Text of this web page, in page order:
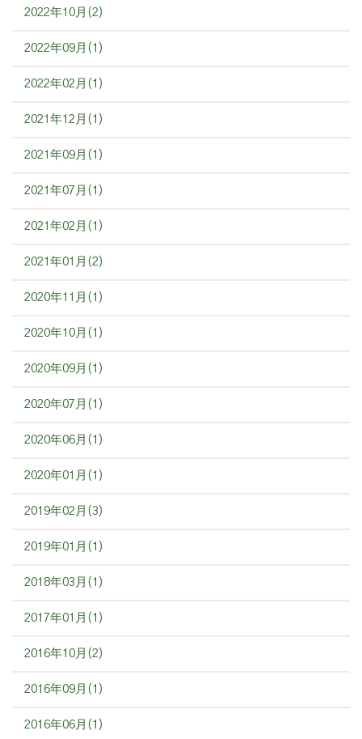
2022年10月(2)
2022年09月(1)
2022年02月(1)
2021年12月(1)
2021年09月(1)
2021年07月(1)
2021年02月(1)
2021年01月(2)
2020年11月(1)
2020年10月(1)
2020年09月(1)
2020年07月(1)
2020年06月(1)
2020年01月(1)
2019年02月(3)
2019年01月(1)
2018年03月(1)
2017年01月(1)
2016年10月(2)
2016年09月(1)
2016年06月(1)